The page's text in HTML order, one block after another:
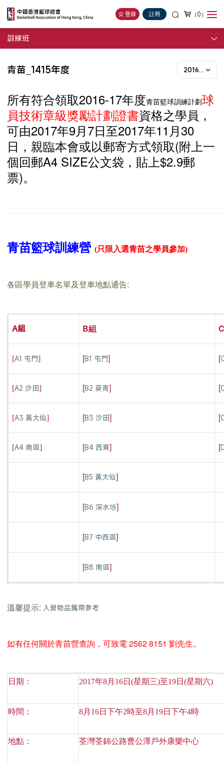
登錄 註冊 （0）
訓練班
青苗_1415年度 2016-17年度
所有符合領取2016-17年度青苗籃球訓練計劃球
員技術章級獎勵計劃證書資格之學員，
可由2017年9月 7日至2017年11 月 30
日，親臨本會或以郵寄方式領取(附上一
個回郵A4 SIZE公文袋，貼上$2.9郵
票)。
青苗籃球訓練營(只限入選青苗之學員參加)
各區學員登車名單及登車地點通告:
A組 B組
[A1 屯門] [B1 屯門] [
[A2 沙田] [B2 葵青] [
[A3 黃大仙] [B3 沙田] [
[A4 南區] [B4 西貢] [
[B5 黃大仙]
[B6 深水埗]
[B7 中西區]
[B8 南區]
溫馨提示: 入營物品攜帶參考
如有任何關於青苗營查詢，可致電 2562 8151 劉先生。
日期： 2017年8月 16日(星期三)至19日(星期六)
時間： 8月 16日下午2時至8月 19日下午4時
地點： 荃灣荃錦公路曹公潭戶外康樂中心